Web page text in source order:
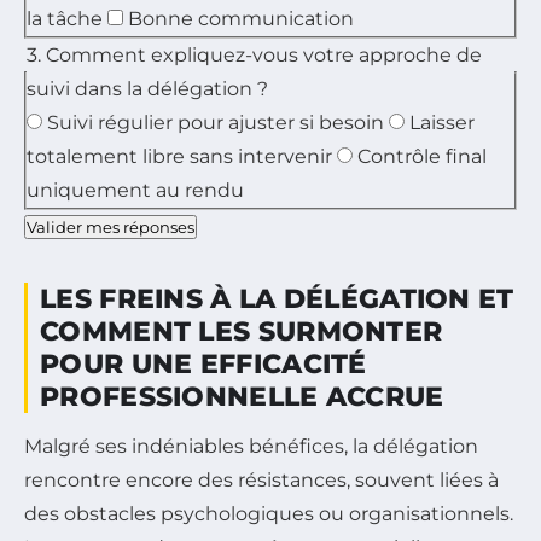
la tâche
Bonne communication
3. Comment expliquez-vous votre approche de
suivi dans la délégation ?
Suivi régulier pour ajuster si besoin
Laisser
totalement libre sans intervenir
Contrôle final
uniquement au rendu
Valider mes réponses
LES FREINS À LA DÉLÉGATION ET
COMMENT LES SURMONTER
POUR UNE EFFICACITÉ
PROFESSIONNELLE ACCRUE
Malgré ses indéniables bénéfices, la délégation
rencontre encore des résistances, souvent liées à
des obstacles psychologiques ou organisationnels.